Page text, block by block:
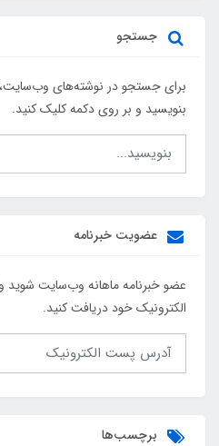
جستجو
برای جستجو در نوشته‌های
بنویسید و بر روی دکمه کلیک کنید.
عضویت خبرنامه
عضو خبرنامه ماهانه وب‌سایت شوید
الکترونیک خود دریافت کنید.
برچسب‌ها